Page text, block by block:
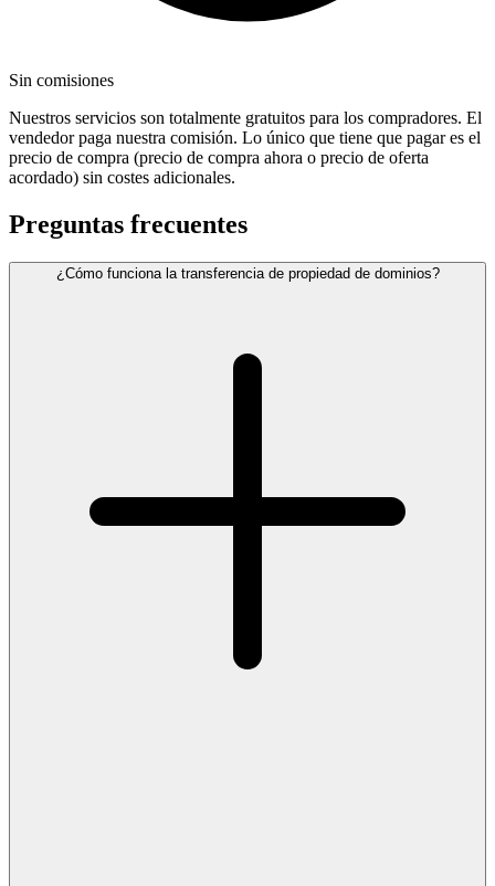
Sin comisiones
Nuestros servicios son totalmente gratuitos para los compradores. El
vendedor paga nuestra comisión. Lo único que tiene que pagar es el
precio de compra (precio de compra ahora o precio de oferta
acordado) sin costes adicionales.
Preguntas frecuentes
¿Cómo funciona la transferencia de propiedad de dominios?